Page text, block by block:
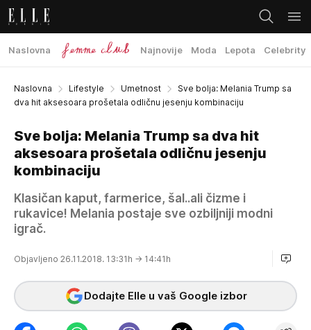
Naslovna Najnovije Moda Lepota Celebrity
Naslovna Lifestyle Umetnost
Sve bolja: Melania Trump sa
dva hit aksesoara prošetala odličnu jesenju kombinaciju
Sve bolja: Melania Trump sa dva hit
aksesoara prošetala odličnu jesenju
kombinaciju
Klasičan kaput, farmerice, šal..ali čizme i
rukavice! Melania postaje sve ozbiljniji modni
igrač.
Objavljeno 26.11.2018. 13:31h → 14:41h
Dodajte Elle u vaš Google izbor